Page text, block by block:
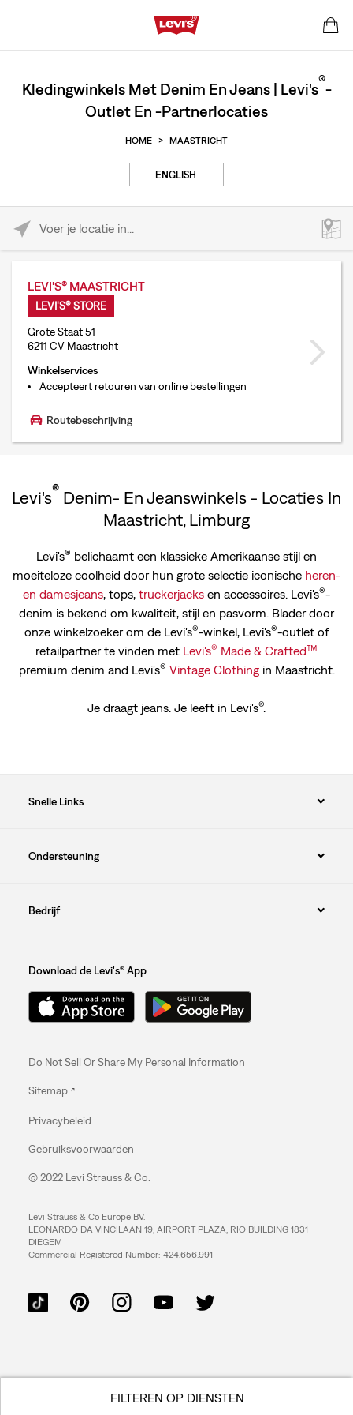
Kledingwinkels Met Denim En Jeans | Levi's®-
Outlet En -partnerlocaties
HOME > MAASTRICHT
ENGLISH
FILTEREN OP DIENSTEN
LEVI'S® MAASTRICHT
LEVI'S® STORE
Grote Staat 51
6211 CV Maastricht
Winkelservices
Accepteert retouren van online bestellingen
Routebeschrijving
Levi's® Denim- En Jeanswinkels - Locaties In
Maastricht, Limburg
Levi's® belichaamt een klassieke Amerikaanse stijl en
moeiteloze coolheid door hun grote selectie iconische heren-
en damesjeans, tops, truckerjacks en accessoires. Levi's®-
denim is bekend om kwaliteit, stijl en pasvorm. Blader door
onze winkelzoeker om de Levi's®-winkel, Levi's®-outlet of
retailpartner te vinden met Levi's® Made & Crafted™
premium denim and Levi's® Vintage Clothingin Maastricht.
Je draagt jeans. Je leeft in Levi's®.
Snelle Links
Ondersteuning
Bedrijf
Download de Levi's® App
Do Not Sell Or Share My Personal Information
Sitemap
Privacybeleid
Gebruiksvoorwaarden
© 2022 Levi Strauss & Co.
Levi Strauss & Co Europe BV.
LEONARDO DA VINCILAAN 19, AIRPORT PLAZA, RIO BUILDING 1831
DIEGEM
Commercial Registered Number: 424.656.991